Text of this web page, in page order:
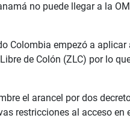
no puede llegar a la
Colombia empezó a
de Colón (ZLC) por lo
el arancel por dos
restricciones al acceso